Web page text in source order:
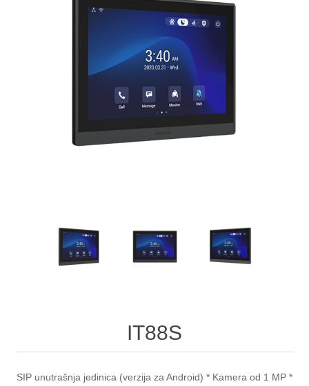
IT88S
SIP unutrašnja jedinica (verzija za Android) * Kamera od 1 MP *